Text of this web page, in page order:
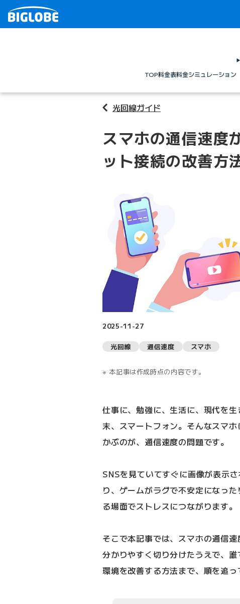
TOP料金表料金シミュレーション
光回線ガイド
スマホの通信速度
ット接続の改善方
2025-11-27
光回線 通信速度 スマホ
本記事は作成時点の内容です。
仕事に、勉強に、生活に、現代を
末、スマートフォン。そんなスマ
かぶのが、通信速度の問題です。
SNSを見ていてすぐに画像が表示
り、ゲームがラグで不安定になっ
る場面でストレスにつながります。
そこで本記事では、スマホの通信
分かりやすく切り分けたうえで、
環境を改善する方法まで、順を追っ